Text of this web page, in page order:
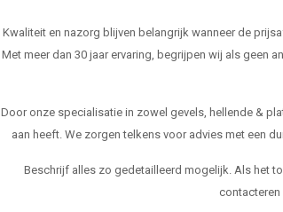
Kwaliteit en nazorg blijven belangrijk wanneer de
Met meer dan 30 jaar ervaring, begrijpen wij als geen
Door onze specialisatie in zowel gevels, hellende &
aan heeft. We zorgen telkens voor advies met een
Beschrijf alles zo gedetailleerd mogelijk. Als het